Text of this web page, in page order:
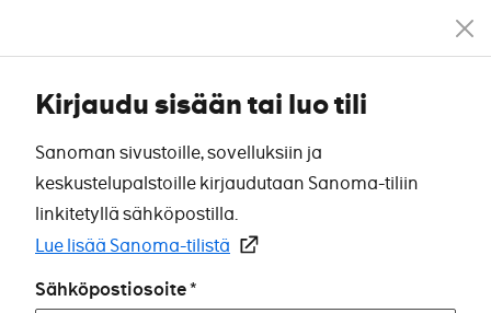
Kirjaudu sisään tai luo tili
Sanoman sivustoille, sovelluksiin ja
keskustelupalstoille kirjaudutaan Sanoma-tiliin
linkitetyllä sähköpostilla.
Lue lisää Sanoma-tilistä
Sähköpostiosoite